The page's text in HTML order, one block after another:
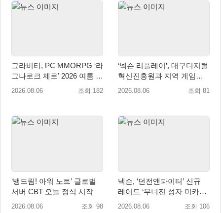
그라비티, PC MMORPG ‘라
그나로크 제로’ 2026 여름 프
로모션 진행!
2026.08.06 조회 182
‘넥슨 리플레이’, 대구디지털
혁신진흥원과 지역 게임산
업 육성 위한 업무협약 체결
2026.08.06 조회 81
‘뱅드림! 아워 노트’ 글로벌
서버 CBT 오늘 정식 시작
2026.08.06 조회 98
넥슨, ‘던전앤파이터’ 신규
레이드 ‘무너진 성자 미카엘
라’ 업데이트!
2026.08.06 조회 106